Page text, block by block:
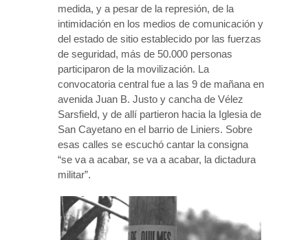
medida, y a pesar de la represión, de la
intimidación en los medios de comunicación y
del estado de sitio establecido por las fuerzas
de seguridad, más de 50.000 personas
participaron de la movilización. La
convocatoria central fue a las 9 de mañana en
avenida Juan B. Justo y cancha de Vélez
Sarsfield, y de allí partieron hacia la Iglesia de
San Cayetano en el barrio de Liniers. Sobre
esas calles se escuchó cantar la consigna
“se va a acabar, se va a acabar, la dictadura
militar”.